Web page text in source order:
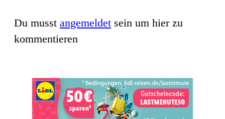
Du musst angemeldet sein um hier zu
kommentieren